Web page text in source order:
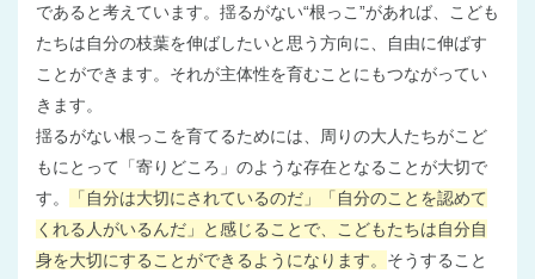
であると考えています。揺るがない“根っこ”があれば、こども
たちは自分の枝葉を伸ばしたいと思う方向に、自由に伸ばす
ことができます。それが主体性を育むことにもつながってい
きます。
揺るがない根っこを育てるためには、周りの大人たちがこど
もにとって「寄りどころ」のような存在となることが大切で
す。
「自分は大切にされているのだ」「自分のことを認めて
くれる人がいるんだ」と感じることで、こどもたちは自分自
身を大切にすることができるようになります。 そうすること